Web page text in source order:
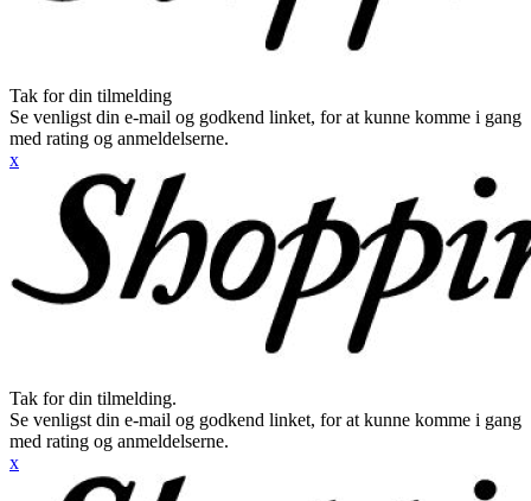
Tak for din tilmelding
Se venligst din e-mail og godkend linket, for at kunne komme i gang
med rating og anmeldelserne.
x
Tak for din tilmelding.
Se venligst din e-mail og godkend linket, for at kunne komme i gang
med rating og anmeldelserne.
x